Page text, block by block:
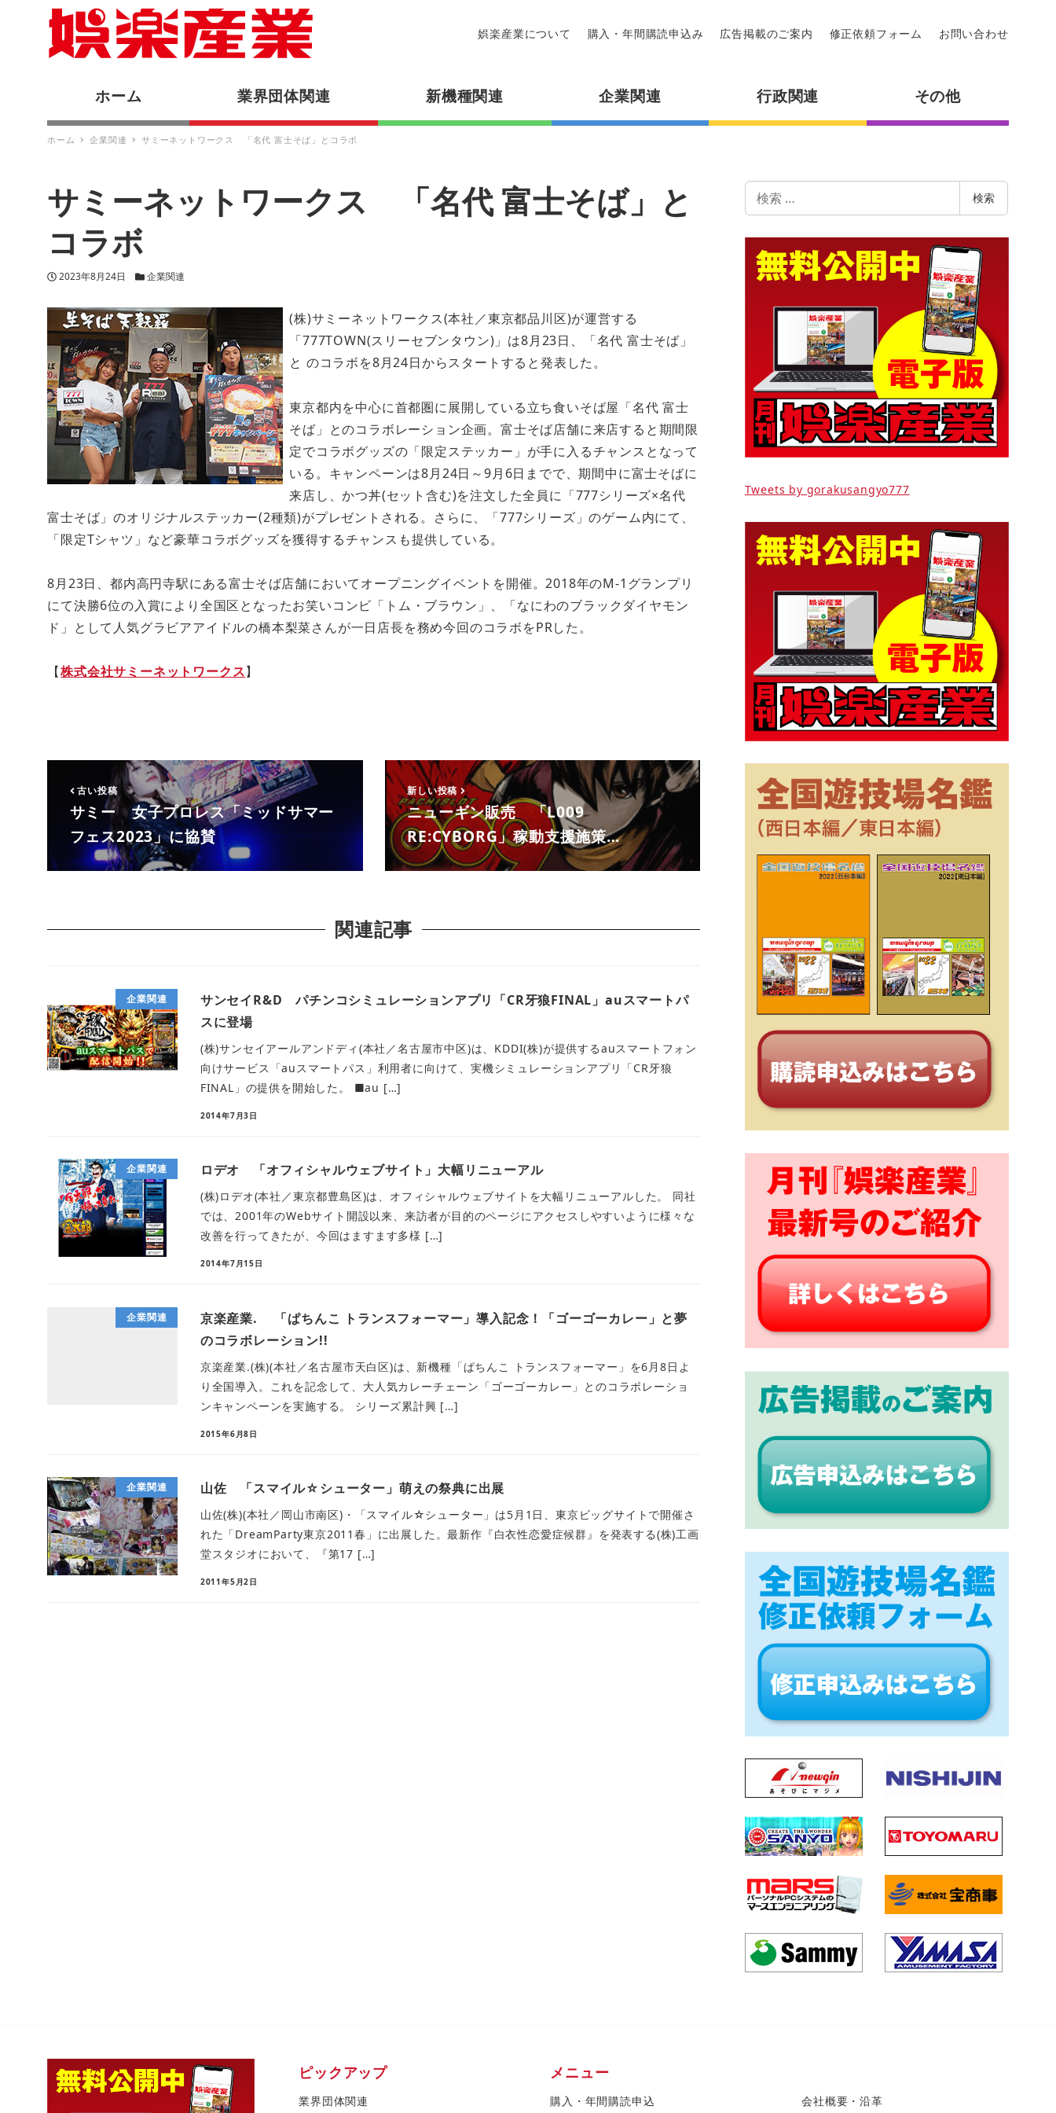
娯楽産業について 購入・年間購読申込み 広告掲載のご案内 修正依頼フォーム お問い合わせ
ホーム 業界団体関連 新機種関連 企業関連 行政関連 その他
ホーム 企業関連 サミーネットワークス 「名代 富士そば」とコラボ
サミーネットワークス 「名代 富士そば」と
コラボ
投稿日
2023年8月24日 カテゴリー
企業関連
(株)サミーネットワークス(本社／東京都品川区)が運営する
「777TOWN(スリーセブンタウン)」は8月23日、「名代 富士そば」
と のコラボを8月24日からスタートすると発表した。
東京都内を中心に首都圏に展開している立ち食いそば屋「名代 富士
そば」とのコラボレーション企画。富士そば店舗に来店すると期間限
定でコラボグッズの「限定ステッカー」が手に入るチャンスとなって
いる。キャンペーンは8月24日～9月6日までで、期間中に富士そばに
来店し、かつ丼(セット含む)を注文した全員に「777シリーズ×名代
富士そば」のオリジナルステッカー(2種類)がプレゼントされる。さらに、「777シリーズ」のゲーム内にて、
「限定Tシャツ」など豪華コラボグッズを獲得するチャンスも提供している。
8月23日、都内高円寺駅にある富士そば店舗においてオープニングイベントを開催。2018年のM-1グランプリ
にて決勝6位の入賞により全国区となったお笑いコンビ「トム・ブラウン」、「なにわのブラックダイヤモン
ド」として人気グラビアアイドルの橋本梨菜さんが一日店長を務め今回のコラボをPRした。
【株式会社サミーネットワークス】
古い投稿
サミー 女子プロレス「ミッドサマー
フェス2023」に協賛
新しい投稿
ニューギン販売 「L009
RE:CYBORG」稼動支援施策…
関連記事
企業関連
サンセイR&D パチンコシミュレーションアプリ「CR牙狼FINAL」auスマートパ
スに登場
(株)サンセイアールアンドディ(本社／名古屋市中区)は、KDDI(株)が提供するauスマートフォン
向けサービス「auスマートパス」利用者に向けて、実機シミュレーションアプリ「CR牙狼
FINAL」の提供を開始した。 ■au […]
2014年7月3日
企業関連 ロデオ 「オフィシャルウェブサイト」大幅リニューアル
(株)ロデオ(本社／東京都豊島区)は、オフィシャルウェブサイトを大幅リニューアルした。 同社
では、2001年のWebサイト開設以来、来訪者が目的のページにアクセスしやすいように様々な
改善を行ってきたが、今回はますます多様 […]
2014年7月15日
企業関連
京楽産業. 「ぱちんこ トランスフォーマー」導入記念！「ゴーゴーカレー」と夢
のコラボレーション!!
京楽産業.(株)(本社／名古屋市天白区)は、新機種「ぱちんこ トランスフォーマー」を6月8日よ
り全国導入。これを記念して、大人気カレーチェーン「ゴーゴーカレー」とのコラボレーショ
ンキャンペーンを実施する。 シリーズ累計興 […]
2015年6月8日
企業関連 山佐 「スマイル☆シューター」萌えの祭典に出展
山佐(株)(本社／岡山市南区)・「スマイル☆シューター」は5月1日、東京ビッグサイトで開催さ
れた「DreamParty東京2011春」に出展した。最新作『白衣性恋愛症候群』を発表する(株)工画
堂スタジオにおいて、『第17 […]
2011年5月2日
索
検索
Tweets by gorakusangyo777
ピックアップ
業界団体関連
メニュー
購入・年間購読申込 会社概要・沿革